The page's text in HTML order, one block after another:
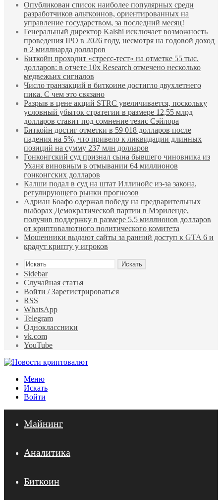
Опубликован список наиболее популярных среди
разработчиков альткоинов, ориентированных на
управление государством, за последний месяц!
Генеральный директор Kalshi исключает возможность
проведения IPO в 2026 году, несмотря на годовой доход
в 2 миллиарда долларов
Биткойн проходит «стресс-тест» на отметке 55 тыс.
долларов: в отчете 10x Research отмечено несколько
медвежьих сигналов
Число транзакций в биткоине достигло двухлетнего
пика. С чем это связано
Разрыв в цене акций STRC увеличивается, поскольку
условный убыток стратегии в размере 12,55 млрд
долларов ставит под сомнение тезис Сэйлора
Биткойн достиг отметки в 59 018 долларов после
падения на 5%, что привело к ликвидации длинных
позиций на сумму 237 млн долларов
Гонконгский суд признал сына бывшего чиновника из
Уханя виновным в отмывании 64 миллионов
гонконгских долларов
Калши подал в суд на штат Иллинойс из-за закона,
регулирующего рынки прогнозов
Адриан Боафо одержал победу на предварительных
выборах Демократической партии в Мэриленде,
получив поддержку в размере 5,5 миллионов долларов
от криптовалютного политического комитета
Мошенники выдают сайты за ранний доступ к GTA 6 и
крадут крипту у игроков
Искать
Sidebar
Случайная статья
Войти / Зарегистрироваться
RSS
WhatsApp
Telegram
Одноклассники
vk.com
YouTube
Меню
Искать
Войти
Майнинг
Аналитика
Биткоин